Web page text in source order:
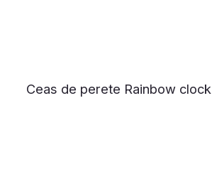
Ceas de perete Rainbow clock